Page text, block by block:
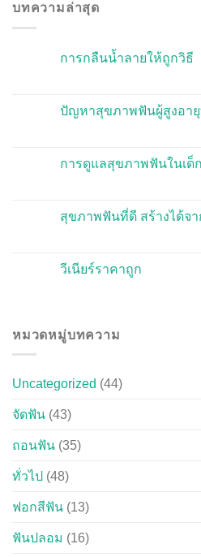
บทความล่าสุด
การกลืนน้ำลายให้ถูกวิธี
ปัญหาสุขภาพฟันผู้สูงอา
การดูแลสุขภาพฟันในเด็ก
สุขภาพฟันที่ดี สร้างได้จ
วีเนียร์ราคาถูก
หมวดหมู่บทความ
Uncategorized (44)
จัดฟัน (43)
ถอนฟัน (35)
ทั่วไป (48)
ฟอกสีฟัน (13)
ฟันปลอม (16)